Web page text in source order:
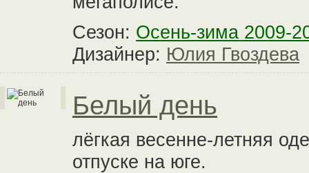
Сезон: Осень-зима 2009-
Дизайнер: Юлия Гвоздева
Белый день
лёгкая весенне-летняя
отпуске на юге.